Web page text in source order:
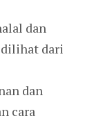
dan
dilihat dari
dan
cara